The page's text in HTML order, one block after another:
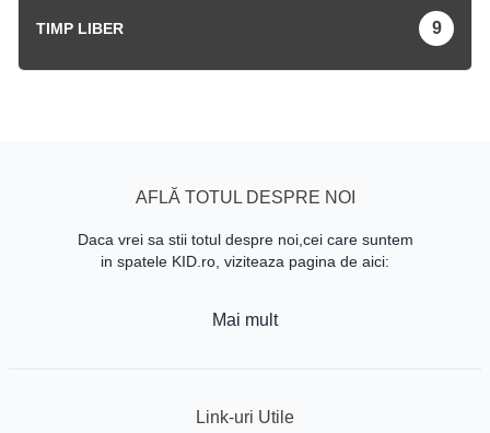
TIMP LIBER 9
AFLĂ TOTUL DESPRE NOI
Daca vrei sa stii totul despre noi,cei care suntem
in spatele KID.ro, viziteaza pagina de aici:
Mai mult
Link-uri Utile